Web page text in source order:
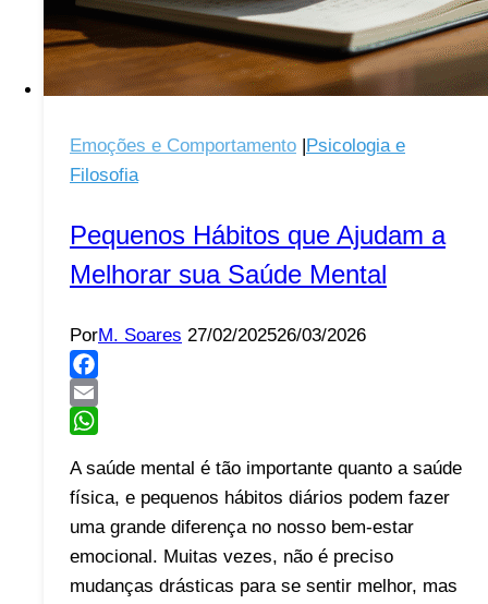
Emoções e Comportamento |Psicologia e
Filosofia
Pequenos Hábitos que Ajudam a
Melhorar sua Saúde Mental
PorM. Soares 27/02/202526/03/2026
A saúde mental é tão importante quanto a saúde
física, e pequenos hábitos diários podem fazer
uma grande diferença no nosso bem-estar
emocional. Muitas vezes, não é preciso
mudanças drásticas para se sentir melhor, mas